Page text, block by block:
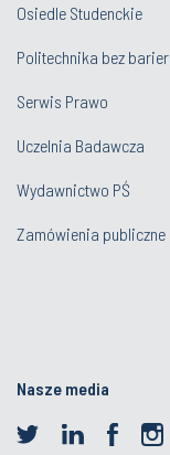
Osiedle Studenckie
Politechnika bez barier
Serwis Prawo
Uczelnia Badawcza
Wydawnictwo PŚ
Zamówienia publiczne
Nasze media